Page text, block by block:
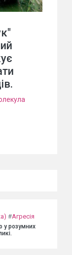
#Агресія
у розумних